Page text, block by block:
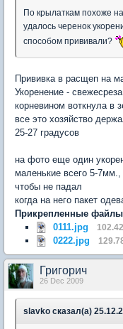
По крылаткам похоже
удалось черенок
способом прививали?
Прививка в расщеп на
Укоренение -
корневином воткнула в
все это хозяйство
25-27 градусов
на фото еще один
маленькие всего 5-
чтобы не падал
когда на него пакет
Прикрепленные файлы
0111.jpg
0222.jpg
Григорич
26 Dec 2009
slavko сказал(а)